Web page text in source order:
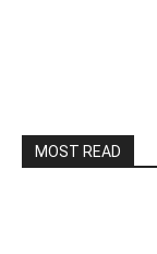
MOST READ